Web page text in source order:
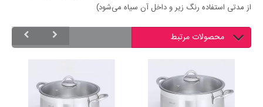
از مدتی استفاده رنگ زیر و داخل آن سیاه می‌شود)
محصولات مرتبط